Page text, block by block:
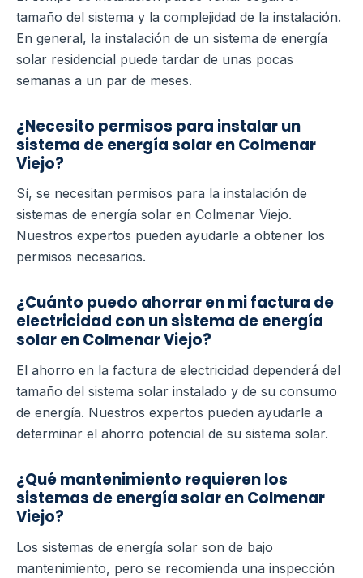
tamaño del sistema y la complejidad de la instalación.
En general, la instalación de un sistema de energía
solar residencial puede tardar de unas pocas
semanas a un par de meses.
¿Necesito permisos para instalar un
sistema de energía solar en Colmenar
Viejo?
Sí, se necesitan permisos para la instalación de
sistemas de energía solar en Colmenar Viejo.
Nuestros expertos pueden ayudarle a obtener los
permisos necesarios.
¿Cuánto puedo ahorrar en mi factura de
electricidad con un sistema de energía
solar en Colmenar Viejo?
El ahorro en la factura de electricidad dependerá del
tamaño del sistema solar instalado y de su consumo
de energía. Nuestros expertos pueden ayudarle a
determinar el ahorro potencial de su sistema solar.
¿Qué mantenimiento requieren los
sistemas de energía solar en Colmenar
Viejo?
Los sistemas de energía solar son de bajo
mantenimiento, pero se recomienda una inspección